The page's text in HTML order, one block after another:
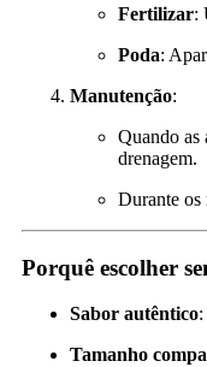
Fertilizar:
Poda:
Manutenção:
Quando as
drenagem.
Durante os
Porquê escolher
Sabor autêntico
Tamanho